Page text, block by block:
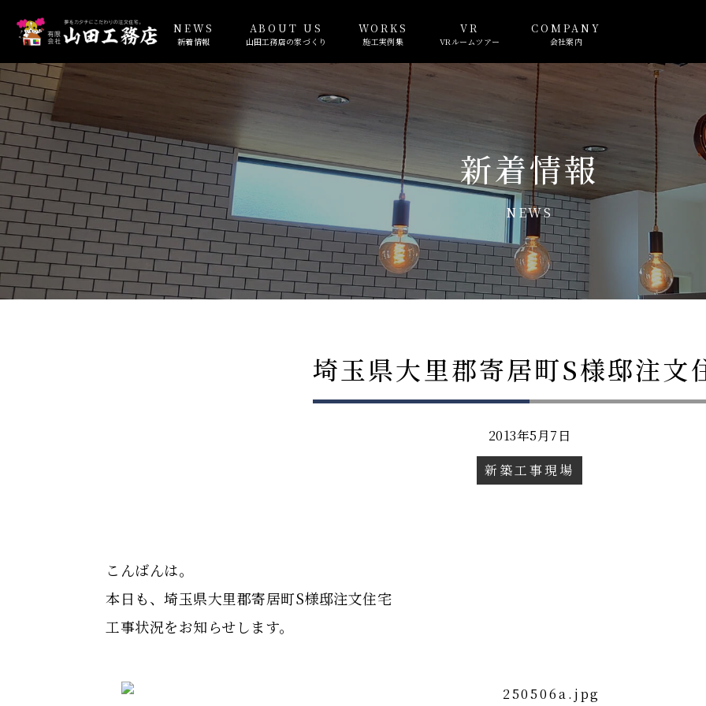
NEWS
新着情報
ABOUT US
山田工務店の家づくり
WORKS
施工実例集
VR
VRルームツアー
COMPANY
会社案内
新着情報
NEWS
埼玉県大里郡寄居町S様邸注文
2013年5月7日
新築工事現場
こんばんは。
本日も、埼玉県大里郡寄居町S様邸注文住宅
工事状況をお知らせします。